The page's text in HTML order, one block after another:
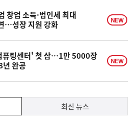
락
창업 소득·법인세 최대
…성장 지원 강화
NEW
퓨팅센터' 첫 삽…1만 5000장
완공
NEW
최신 뉴스